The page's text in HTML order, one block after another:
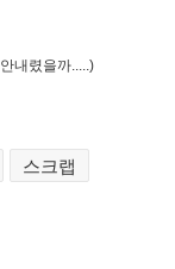
내렸을까.....)
스크랩